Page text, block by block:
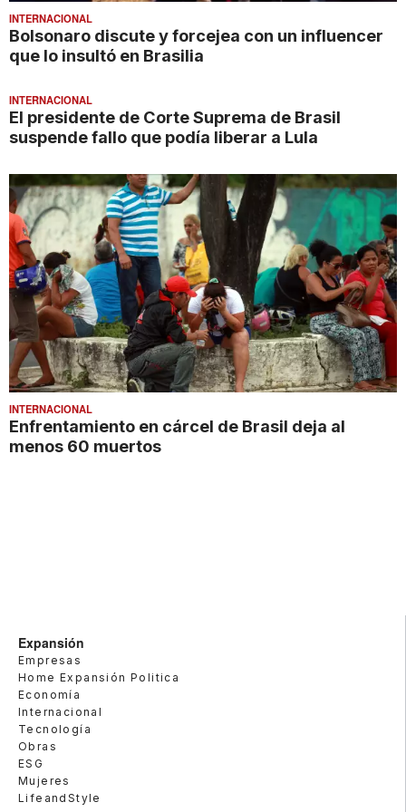
INTERNACIONAL
Bolsonaro discute y forcejea con un influencer
que lo insultó en Brasilia
INTERNACIONAL
El presidente de Corte Suprema de Brasil
suspende fallo que podía liberar a Lula
INTERNACIONAL
Enfrentamiento en cárcel de Brasil deja al
menos 60 muertos
Expansión
Empresas
Home Expansión Politica
Economía
Internacional
Tecnología
Obras
ESG
Mujeres
LifeandStyle